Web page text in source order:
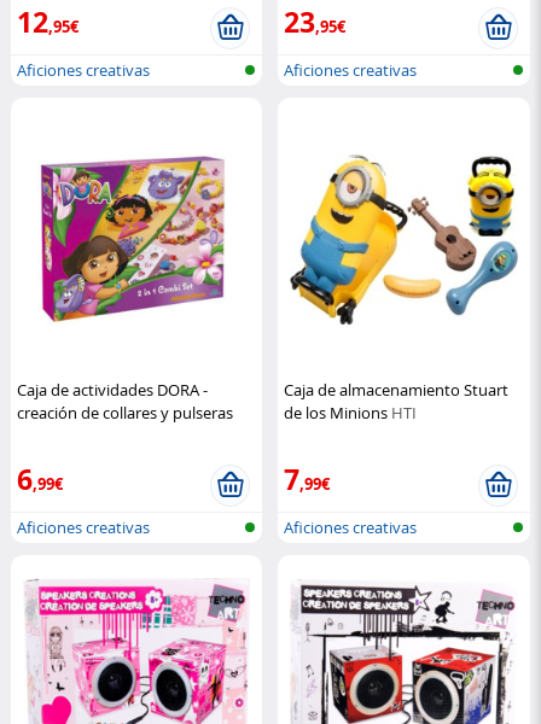
12,95€
Aficiones creativas
23,95€
Aficiones creativas
Caja de actividades DORA -
creación de collares y pulseras
6,99€
Aficiones creativas
Caja de almacenamiento Stuart
de los Minions HTI
7,99€
Aficiones creativas